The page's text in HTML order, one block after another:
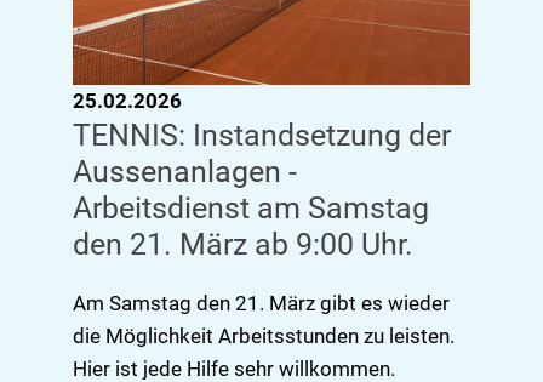
25.02.2026
TENNIS: Instandsetzung der
Aussenanlagen -
Arbeitsdienst am Samstag
den 21. März ab 9:00 Uhr.
Am Samstag den 21. März gibt es wieder
die Möglichkeit Arbeitsstunden zu leisten.
Hier ist jede Hilfe sehr willkommen.